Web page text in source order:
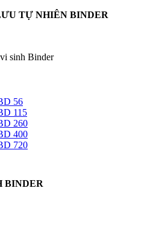
TỰ NHIÊN BINDER
56
115
260
400
720
BINDER